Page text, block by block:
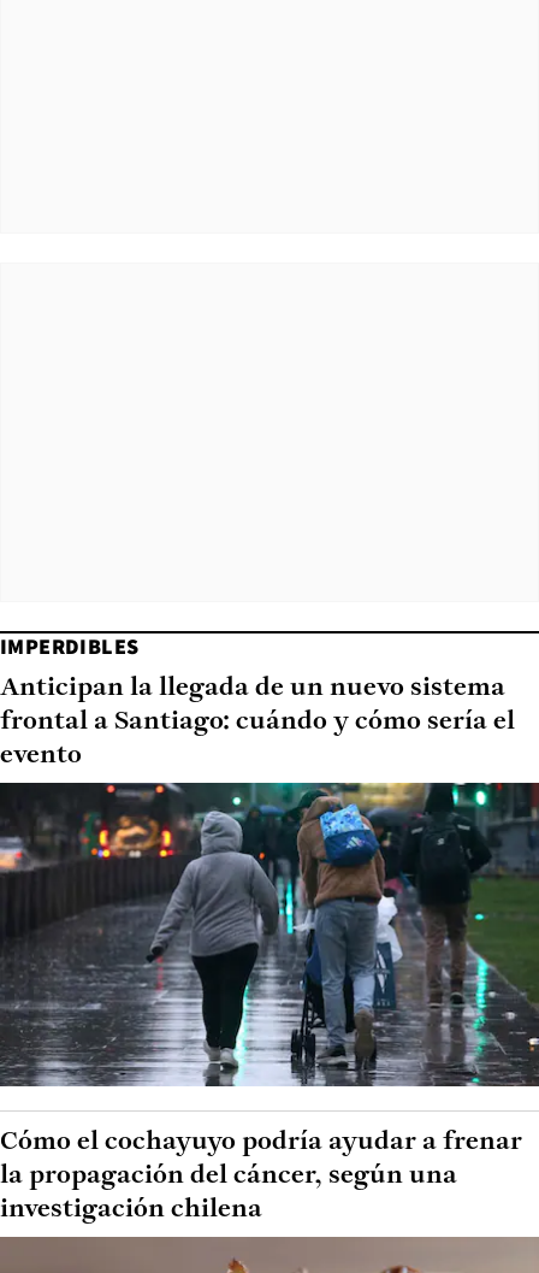
IMPERDIBLES
Anticipan la llegada de un nuevo sistema
frontal a Santiago: cuándo y cómo sería el
evento
Cómo el cochayuyo podría ayudar a frenar
la propagación del cáncer, según una
investigación chilena